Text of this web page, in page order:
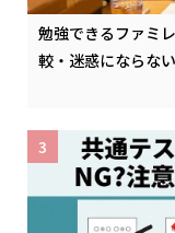
勉強できるファミ
較・迷惑にならな
3